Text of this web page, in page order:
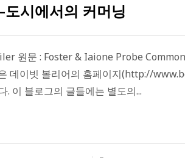
도시에서의 커머닝
원문 : Foster & Iaione Probe
데이빗 볼리어의 홈페이지(http://
. 이 블로그의 글들에는 별도의...